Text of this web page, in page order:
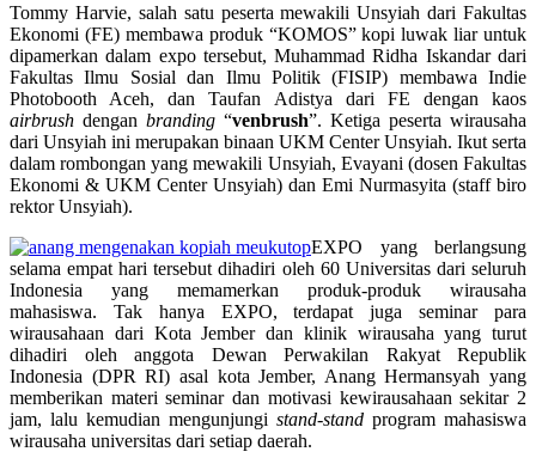
Tommy Harvie, salah satu peserta mewakili Unsyiah dari Fakultas
Ekonomi (FE) membawa produk “KOMOS” kopi luwak liar untuk
dipamerkan dalam expo tersebut, Muhammad Ridha Iskandar dari
Fakultas Ilmu Sosial dan Ilmu Politik (FISIP) membawa Indie
Photobooth Aceh, dan Taufan Adistya dari FE dengan kaos
airbrush dengan branding “venbrush”. Ketiga peserta wirausaha
dari Unsyiah ini merupakan binaan UKM Center Unsyiah. Ikut serta
dalam rombongan yang mewakili Unsyiah, Evayani (dosen Fakultas
Ekonomi & UKM Center Unsyiah) dan Emi Nurmasyita (staff biro
rektor Unsyiah).
EXPO yang berlangsung
selama empat hari tersebut dihadiri oleh 60 Universitas dari seluruh
Indonesia yang memamerkan produk-produk wirausaha
mahasiswa. Tak hanya EXPO, terdapat juga seminar para
wirausahaan dari Kota Jember dan klinik wirausaha yang turut
dihadiri oleh anggota Dewan Perwakilan Rakyat Republik
Indonesia (DPR RI) asal kota Jember, Anang Hermansyah yang
memberikan materi seminar dan motivasi kewirausahaan sekitar 2
jam, lalu kemudian mengunjungi stand-stand program mahasiswa
wirausaha universitas dari setiap daerah.